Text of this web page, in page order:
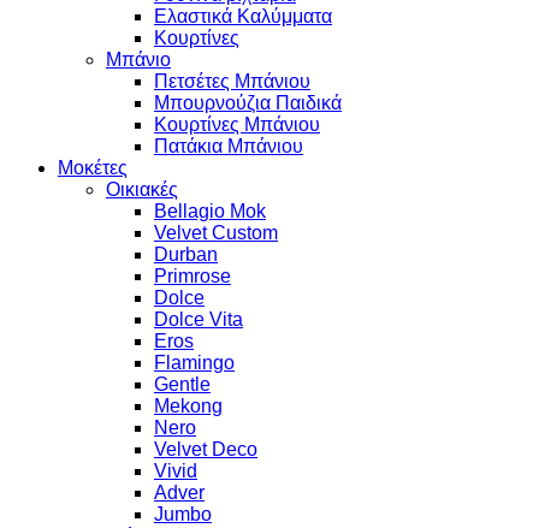
Ελαστικά Καλύμματα
Κουρτίνες
Μπάνιο
Πετσέτες Μπάνιου
Μπουρνούζια Παιδικά
Κουρτίνες Μπάνιου
Πατάκια Μπάνιου
Μοκέτες
Οικιακές
Bellagio Mok
Velvet Custom
Durban
Primrose
Dolce
Dolce Vita
Eros
Flamingo
Gentle
Mekong
Nero
Velvet Deco
Vivid
Adver
Jumbo